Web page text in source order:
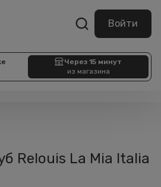
Войти
Через 15 минут
из магазина
Relouis La Mia Italia